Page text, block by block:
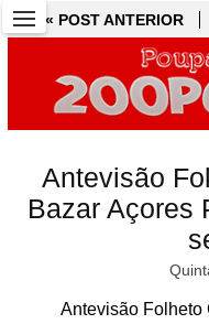
« POST ANTERIOR
Antevisão
Bazar Açores
Antevisão Folheto
« POST ANTERIOR